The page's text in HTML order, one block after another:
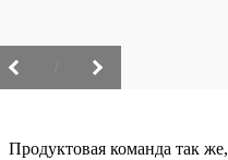
Продуктовая команда так